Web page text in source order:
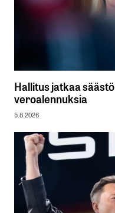
Hallitus jatkaa
veroalennuksia
5.8.2026